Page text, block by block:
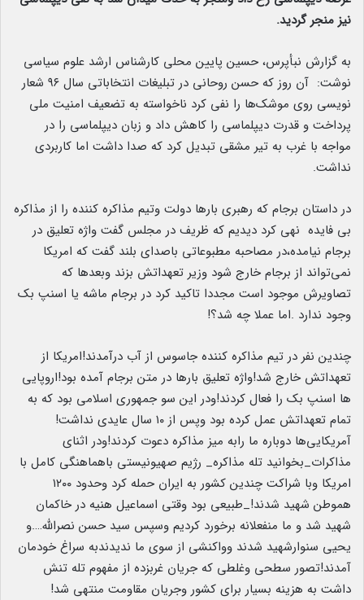
نیز منجر گردید.
به گزارش نبأپرس، حسین پایین محلی کارشناس ارشد علوم سیاسی
نوشت: آن روز که حسن روحانی در تبلیغات انتخاباتی سال ۹۶ شعار
نویسی روی موشک‌ها را نفی کرد ناخواسته به تضعیف امنیت ملی
پرداخت و قدرت دیپلماسی را کاهش داد و زبان دیپلماسی را در
مواجه با غرب به تیر مشقی تبدیل کرد که صدا داشت اما کاربردی
نداشت.
در داستان برجام که رهبری بارها دولت وتیم مذاکره کننده را از مذاکره
بی فایده نهی کرد دیدیم که ظریف در مجلس گفت واژه تعلیق در
برجام نیامده،در مصاحبه مطبوعاتی باصدای بلند گفت که امریکا
نمی‌تواند از برجام خارج شود وزیر تعهداتش بزند وبعدها که
تصاویرش موجود است مجددا تاکید کرد در برجام ماشه یا اسنپ بک
وجود ندارد .اما عملا چه شد؟!
چندین نفر در تیم مذاکره کننده جاسوس از آب درآمدند!امریکا از
تعهداتش خارج شد!واژه تعلیق بارها در متن برجام آمده بود!اروپایی
ها اسنپ بک را فعال کردند!ودر این سو جمهوری اسلامی بود که به
تمام تعهداتش عمل کرده بود وپس از ۱۰ سال عایدی نداشت!
آمریکایی‌ها دوباره ما رابه میز مذاکره دعوت کردند!ودر اثنای
مذاکرات_بخوانید تله مذاکره_ رژیم صهیونیستی باهماهنگی کامل با
امریکا وبا شراکت چندین کشور به ایران حمله کرد وحدود ۱۲۰۰
هموطن شهید شدند!_طبیعی بود وقتی اسماعیل هنیه در خاکمان
شهید شد و ما منفعلانه برخورد کردیم وسپس سید حسن نصرالله….و
یحیی سنوارشهید شدند وواکنشی از سوی ما ندیدندبه سراغ خودمان
آمدند!تصور سطحی وغلطی که جریان غربزده از مفهوم تله تنش
داشت به هزینه بسیار برای کشور وجریان مقاومت منتهی شد!